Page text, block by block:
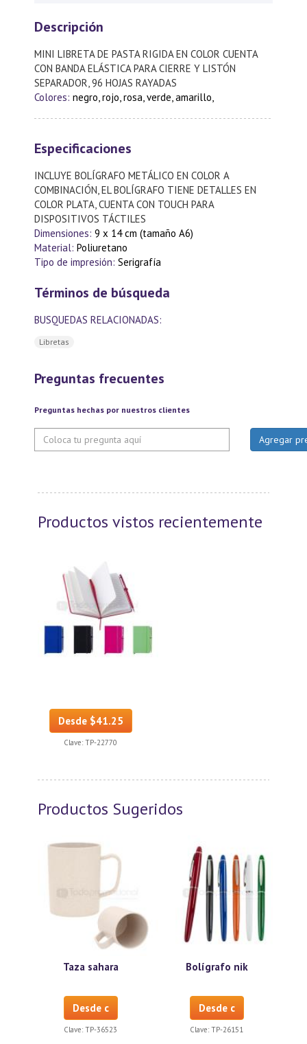
Descripción
MINI LIBRETA DE PASTA RIGIDA EN COLOR CUENTA
CON BANDA ELÁSTICA PARA CIERRE Y LISTÓN
SEPARADOR, 96 HOJAS RAYADAS
Colores: negro, rojo, rosa, verde, amarillo,
Especificaciones
INCLUYE BOLÍGRAFO METÁLICO EN COLOR A
COMBINACIÓN, EL BOLÍGRAFO TIENE DETALLES EN
COLOR PLATA, CUENTA CON TOUCH PARA
DISPOSITIVOS TÁCTILES
Dimensiones: 9 x 14 cm (tamaño A6)
Material: Poliuretano
Tipo de impresión: Serigrafía
Términos de búsqueda
BUSQUEDAS RELACIONADAS:
Libretas
Preguntas frecuentes
Preguntas hechas por nuestros clientes
Productos vistos recientemente
Desde $41.25
Clave: TP-22770
Productos Sugeridos
Taza sahara
Desde c
Clave: TP-36523
Bolígrafo nik
Desde c
Clave: TP-26151